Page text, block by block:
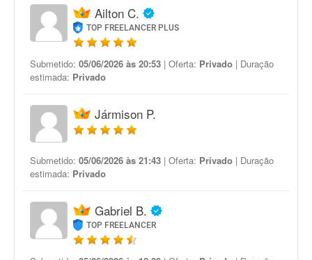
Ailton C.
TOP FREELANCER PLUS
Submetido: 05/06/2026 às 20:53 | Oferta: Privado | Duração
estimada: Privado
Jármison P.
Submetido: 05/06/2026 às 21:43 | Oferta: Privado | Duração
estimada: Privado
Gabriel B.
TOP FREELANCER